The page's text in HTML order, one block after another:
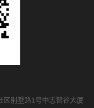
区别墅路1号中志智谷大厦